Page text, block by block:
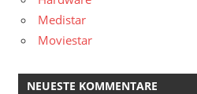
Medistar
Moviestar
NEUESTE KOMMENTARE